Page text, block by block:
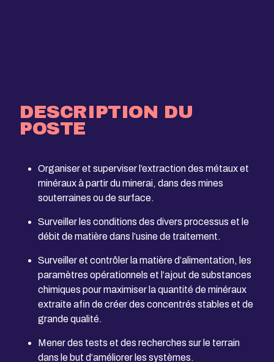
DESCRIPTION DU
POSTE
Organiser et superviser l’extraction des métaux et
minéraux à partir du minerai, dans des mines
souterraines ou de surface.
Surveiller les conditions des divers processus et le
débit de matière dans l’usine de traitement.
Surveiller et contrôler la matière d’alimentation, les
paramètres opérationnels et l’ajout de substances
chimiques pour maximiser la quantité de minéraux
extraite afin de créer des concentrés stables et de
grande qualité.
Mener des tests et des recherches sur le terrain
dans le but d’améliorer les systèmes.